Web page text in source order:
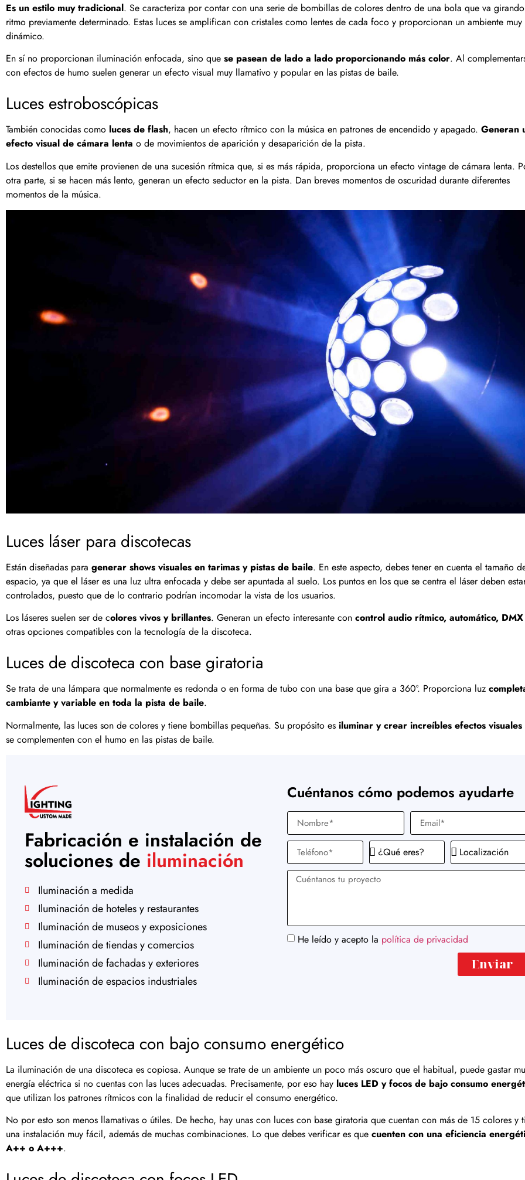
Es un estilo muy tradicional. Se caracteriza por contar con una serie de bombillas de colores dentro de una bola que va
ritmo previamente determinado. Estas luces se amplifican con cristales como lentes de cada foco y proporcionan un ambiente muy
dinámico.
En sí no proporcionan iluminación enfocada, sino que se pasean de lado a lado proporcionando más color. Al
con efectos de humo suelen generar un efecto visual muy llamativo y popular en las pistas de baile.
Luces estroboscópicas
También conocidas como luces de flash, hacen un efecto rítmico con la música en patrones de encendido y apagado. Generan
efecto visual de cámara lenta o de movimientos de aparición y desaparición de la pista.
Los destellos que emite provienen de una sucesión rítmica que, si es más rápida, proporciona un efecto vintage de cámara lenta.
otra parte, si se hacen más lento, generan un efecto seductor en la pista. Dan breves momentos de oscuridad durante diferentes
momentos de la música.
Luces láser para discotecas
Están diseñadas para generar shows visuales en tarimas y pistas de baile. En este aspecto, debes tener en cuenta el tamaño
espacio, ya que el láser es una luz ultra enfocada y debe ser apuntada al suelo. Los puntos en los que se centra el láser deben
controlados, puesto que de lo contrario podrían incomodar la vista de los usuarios.
Los láseres suelen ser de colores vivos y brillantes. Generan un efecto interesante con control audio rítmico, automático, DMX
otras opciones compatibles con la tecnología de la discoteca.
Luces de discoteca con base giratoria
Se trata de una lámpara que normalmente es redonda o en forma de tubo con una base que gira a 360º. Proporciona luz
cambiante y variable en toda la pista de baile.
Normalmente, las luces son de colores y tiene bombillas pequeñas. Su propósito es iluminar y crear increíbles efectos visuales
se complementen con el humo en las pistas de baile.
Fabricación e instalación de
soluciones de iluminación
Iluminación a medida
Iluminación de hoteles y restaurantes
Iluminación de museos y exposiciones
Iluminación de tiendas y comercios
Iluminación de fachadas y exteriores
Iluminación de espacios industriales
Cuéntanos cómo podemos ayudarte
He leído y acepto la política de privacidad
Enviar
Luces de discoteca con bajo consumo energético
La iluminación de una discoteca es copiosa. Aunque se trate de un ambiente un poco más oscuro que el habitual, puede gastar
energía eléctrica si no cuentas con las luces adecuadas. Precisamente, por eso hay luces LED y focos de bajo consumo
que utilizan los patrones rítmicos con la finalidad de reducir el consumo energético.
No por esto son menos llamativas o útiles. De hecho, hay unas con luces con base giratoria que cuentan con más de 15 colores y
una instalación muy fácil, además de muchas combinaciones. Lo que debes verificar es que cuenten con una eficiencia
A++ o A+++.